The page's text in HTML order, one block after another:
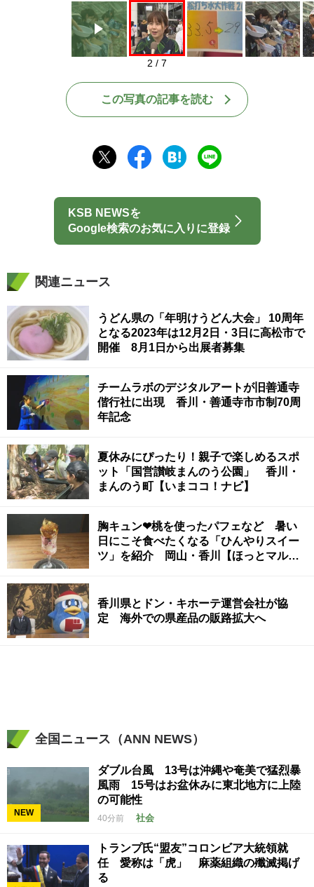
2 / 7
この写真の記事を読む
KSB NEWSを
Google検索のお気に入りに登録
関連ニュース
うどん県の「年明けうどん大会」 10周年
となる2023年は12月2日・3日に高松市で
開催 8月1日から出展者募集
チームラボのデジタルアートが旧善通寺
偕行社に出現 香川・善通寺市市制70周
年記念
夏休みにぴったり！親子で楽しめるスポ
ット「国営讃岐まんのう公園」 香川・
まんのう町【いまココ！ナビ】
胸キュン❤桃を使ったパフェなど 暑い
日にこそ食べたくなる「ひんやりスイー
ツ」を紹介 岡山・香川【ほっとマルシ
香川県とドン・キホーテ運営会社が協
定 海外での県産品の販路拡大へ
全国ニュース（ANN NEWS）
NEW
ダブル台風 13号は沖縄や奄美で猛烈暴
風雨 15号はお盆休みに東北地方に上陸
の可能性
40分前 社会
トランプ氏“盟友”コロンビア大統領就
任 愛称は「虎」 麻薬組織の殲滅掲げ
る